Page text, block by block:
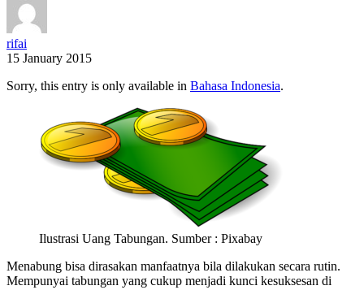
rifai
15 January 2015
Sorry, this entry is only available in Bahasa Indonesia.
Ilustrasi Uang Tabungan. Sumber : Pixabay
Menabung bisa dirasakan manfaatnya bila dilakukan secara rutin.
Mempunyai tabungan yang cukup menjadi kunci kesuksesan di